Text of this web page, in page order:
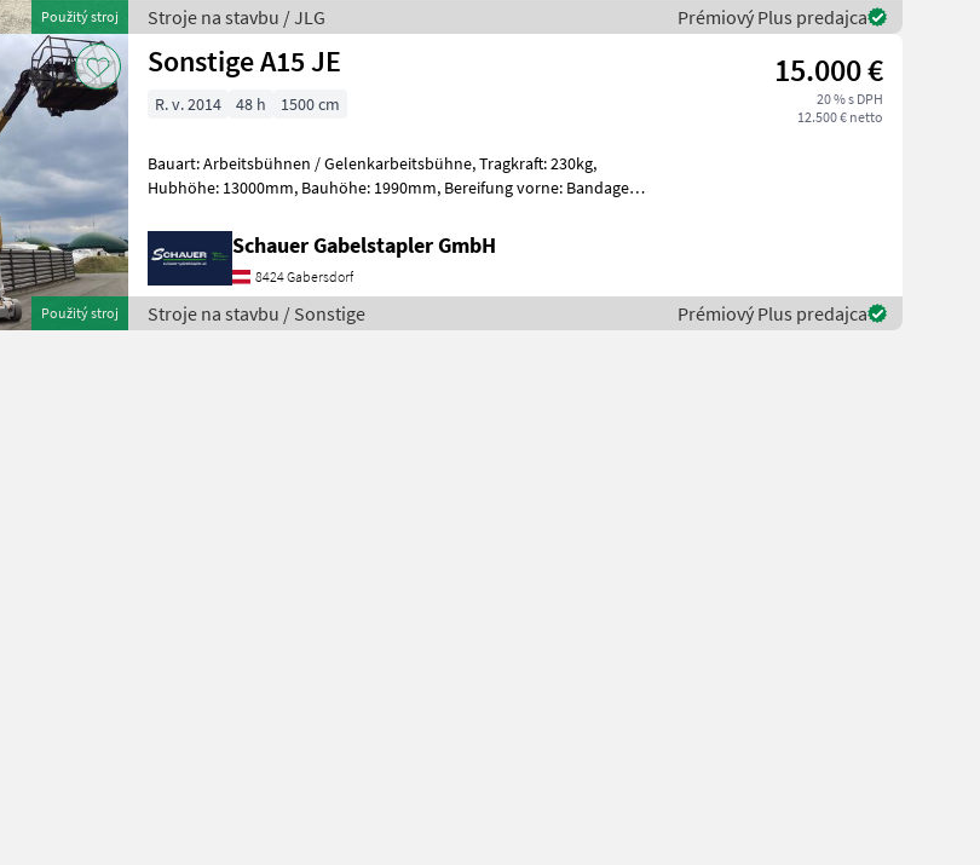
Použitý stroj Stroje na stavbu / JLG Prémiový Plus predajca
Použitý stroj
Sonstige A15 JE 15.000 €
20 % s DPH
12.500 € netto
R. v. 2014 48 h 1500 cm
Bauart: Arbeitsbühnen / Gelenkarbeitsbühne, Tragkraft: 230kg,
Hubhöhe: 13000mm, Bauhöhe: 1990mm, Bereifung vorne: Bandagen
Schauer Gabelstapler GmbH
8424 Gabersdorf
Stroje na stavbu / Sonstige Prémiový Plus predajca